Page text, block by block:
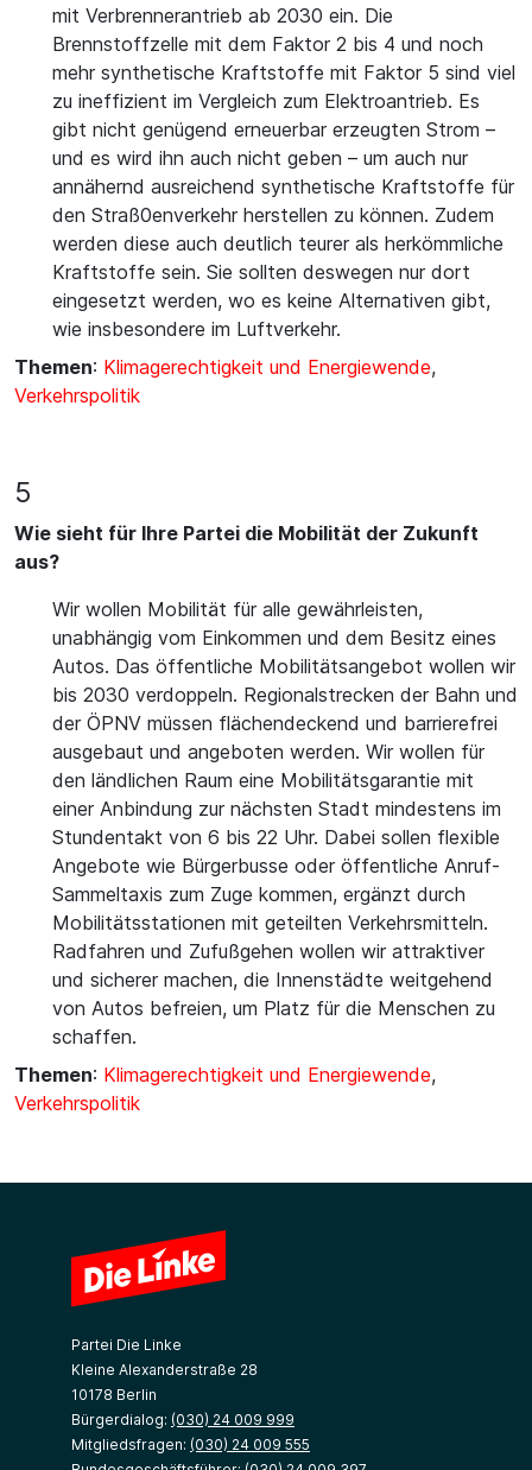
mit Verbrennerantrieb ab 2030 ein. Die
Brennstoffzelle mit dem Faktor 2 bis 4 und noch
mehr synthetische Kraftstoffe mit Faktor 5 sind viel
zu ineffizient im Vergleich zum Elektroantrieb. Es
gibt nicht genügend erneuerbar erzeugten Strom –
und es wird ihn auch nicht geben – um auch nur
annähernd ausreichend synthetische Kraftstoffe für
den Straß0enverkehr herstellen zu können. Zudem
werden diese auch deutlich teurer als herkömmliche
Kraftstoffe sein. Sie sollten deswegen nur dort
eingesetzt werden, wo es keine Alternativen gibt,
wie insbesondere im Luftverkehr.
Themen: Klimagerechtigkeit und Energiewende,
Verkehrspolitik
5
Wie sieht für Ihre Partei die Mobilität der Zukunft
aus?
Wir wollen Mobilität für alle gewährleisten,
unabhängig vom Einkommen und dem Besitz eines
Autos. Das öffentliche Mobilitätsangebot wollen wir
bis 2030 verdoppeln. Regionalstrecken der Bahn und
der ÖPNV müssen flächendeckend und barrierefrei
ausgebaut und angeboten werden. Wir wollen für
den ländlichen Raum eine Mobilitätsgarantie mit
einer Anbindung zur nächsten Stadt mindestens im
Stundentakt von 6 bis 22 Uhr. Dabei sollen flexible
Angebote wie Bürgerbusse oder öffentliche Anruf-
Sammeltaxis zum Zuge kommen, ergänzt durch
Mobilitätsstationen mit geteilten Verkehrsmitteln.
Radfahren und Zufußgehen wollen wir attraktiver
und sicherer machen, die Innenstädte weitgehend
von Autos befreien, um Platz für die Menschen zu
schaffen.
Themen: Klimagerechtigkeit und Energiewende,
Verkehrspolitik
Partei Die Linke
Kleine Alexanderstraße 28
10178 Berlin
Bürgerdialog: (030) 24 009 999
Mitgliedsfragen: (030) 24 009 555